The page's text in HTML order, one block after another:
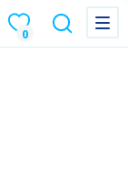
0
Menu Menu